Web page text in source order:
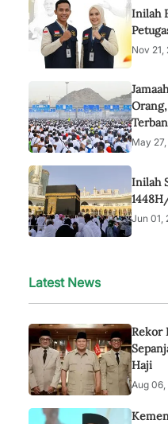
Inilah
Nov 21,
May
Inilah
Jun 01,
Latest News
Rekor
Haji
Aug 06,